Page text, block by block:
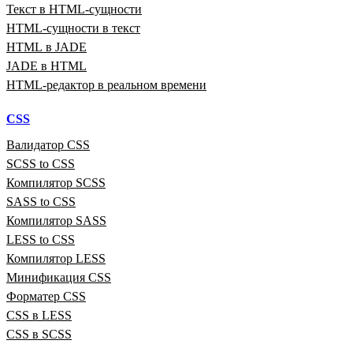
Текст в HTML‑сущности
HTML‑сущности в текст
HTML в JADE
JADE в HTML
HTML‑редактор в реальном времени
CSS
Валидатор CSS
SCSS to CSS
Компилятор SCSS
SASS to CSS
Компилятор SASS
LESS to CSS
Компилятор LESS
Минификация CSS
Форматер CSS
CSS в LESS
CSS в SCSS